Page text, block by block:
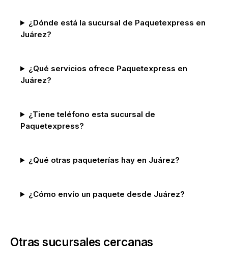
¿Dónde está la sucursal de Paquetexpress en
Juárez?
¿Qué servicios ofrece Paquetexpress en
Juárez?
¿Tiene teléfono esta sucursal de
Paquetexpress?
¿Qué otras paqueterías hay en Juárez?
¿Cómo envío un paquete desde Juárez?
Otras sucursales cercanas